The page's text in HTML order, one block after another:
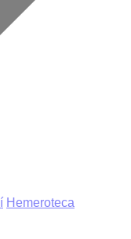
Hemeroteca